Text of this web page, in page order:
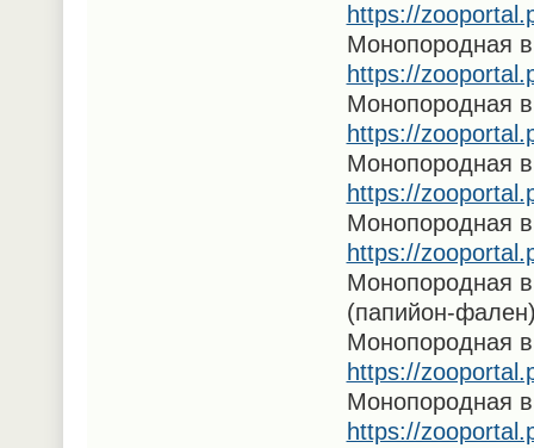
https://
Монопородная
https://
Монопородная
https://
Монопородная
https://
Монопородная
https://
Монопородная
(папийон-
Монопородная
https://
Монопородная
https://